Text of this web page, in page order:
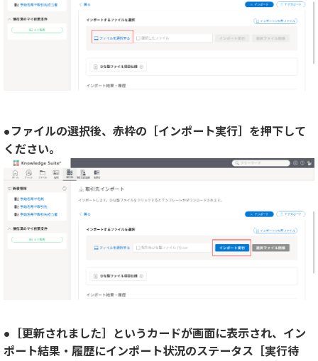
●ファイルの選択後、赤枠の［インポート実行］を押下して
ください。
●［更新されました］というカードが画面に表示され、イン
ポート結果・履歴にインポート状況のステータス［実行待